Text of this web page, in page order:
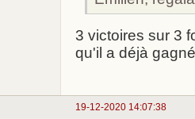
3 victoires sur 3
qu'il a déjà
19-12-2020 14:07:38